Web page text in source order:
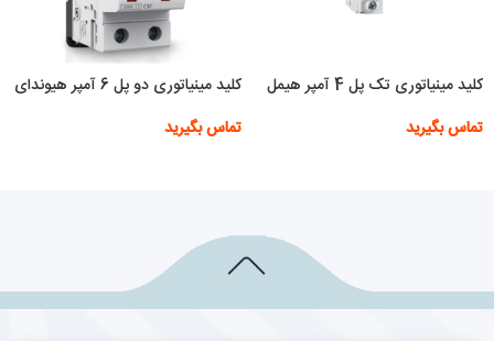
کلید مینیاتوری تک پل 4 آمپر هیمل
تماس بگیرید
کلید مینیاتوری دو پل 6 آمپر هیوندای
تماس بگیرید